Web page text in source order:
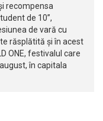
recompensa
de 10”,
de vară cu
răsplătită și în acest
ONE, festivalul care
în capitala